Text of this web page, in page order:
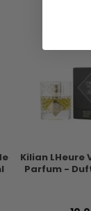
Kilian LHeure
Parfum -